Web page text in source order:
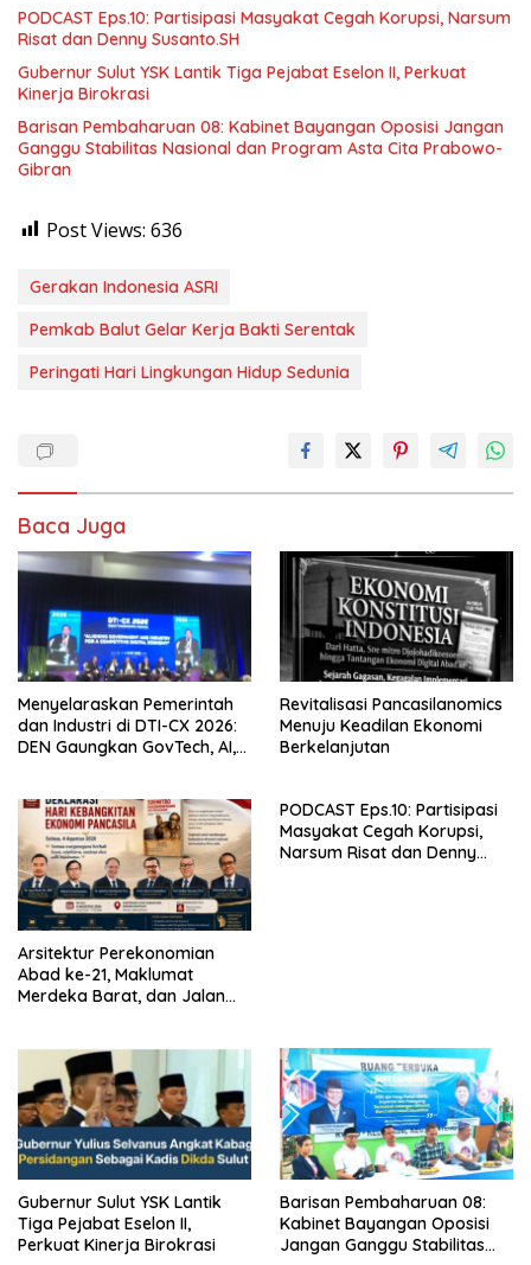
PODCAST Eps.10: Partisipasi Masyakat Cegah Korupsi, Narsum
Risat dan Denny Susanto.SH
Gubernur Sulut YSK Lantik Tiga Pejabat Eselon II, Perkuat
Kinerja Birokrasi
Barisan Pembaharuan 08: Kabinet Bayangan Oposisi Jangan
Ganggu Stabilitas Nasional dan Program Asta Cita Prabowo-
Gibran
Post Views: 636
Gerakan Indonesia ASRI
Pemkab Balut Gelar Kerja Bakti Serentak
Peringati Hari Lingkungan Hidup Sedunia
Baca Juga
Menyelaraskan Pemerintah
dan Industri di DTI-CX 2026:
DEN Gaungkan GovTech, AI,
Kompetitif
Revitalisasi Pancasilanomics
Menuju Keadilan Ekonomi
Berkelanjutan
Arsitektur Perekonomian
Abad ke-21, Maklumat
Merdeka Barat, dan Jalan
PODCAST Eps.10: Partisipasi
Masyakat Cegah Korupsi,
Narsum Risat dan Denny
Gubernur Sulut YSK Lantik
Tiga Pejabat Eselon II,
Perkuat Kinerja Birokrasi
Barisan Pembaharuan 08:
Kabinet Bayangan Oposisi
Jangan Ganggu Stabilitas